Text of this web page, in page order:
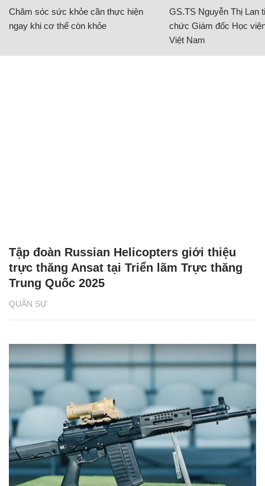
Chăm sóc sức khỏe cần thực hiện
ngay khi cơ thể còn khỏe
GS.TS Nguyễn Thị Lan
chức Giám đốc Học
Việt Nam
QUÂN SỰ
Tập đoàn Russian Helicopters giới thiệu
trực thăng Ansat tại Triển lãm Trực thăng
Trung Quốc 2025